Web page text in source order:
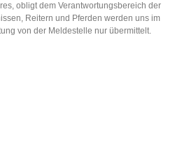
obligt dem Verantwortungsbereich der
Reitern und Pferden werden uns im
von der Meldestelle nur übermittelt.